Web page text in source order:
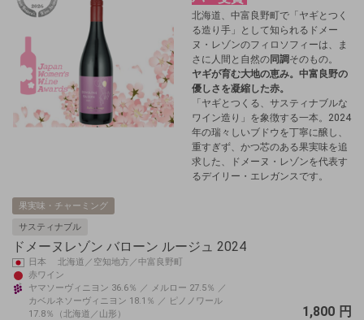
北海道、中富良野町で「ヤギとつく
る造り手」として知られるドメー
ヌ・レゾンのフィロソフィーは、ま
さに人間と自然の同調そのもの。
ヤギが育む大地の恵み。中富良野の
優しさを凝縮した赤。
「ヤギとつくる、サスティナブルな
ワイン造り」を象徴する一本。2024
年の瑞々しいブドウを丁寧に醸し、
重すぎず、かつ芯のある果実味を追
求した、ドメーヌ・レゾンを代表す
るデイリー・エレガンスです。
果実味・チャーミング
サスティナブル
ドメーヌレゾン バローン ルージュ 2024
日本 北海道／空知地方／中富良野町
赤ワイン
ヤマソーヴィニヨン 36.6％ ／ メルロー 27.5％ ／
カベルネソーヴィニヨン 18.1％ ／ ピノノワール
17.8％（北海道／山形）
1,800 円